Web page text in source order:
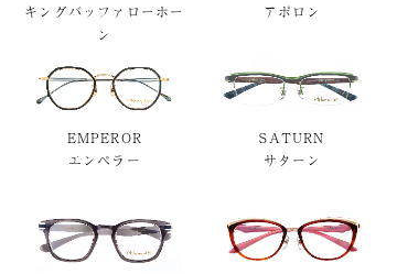
キングバッファローホー
ン
アポロン
EMPEROR
エンペラー
SATURN
サターン